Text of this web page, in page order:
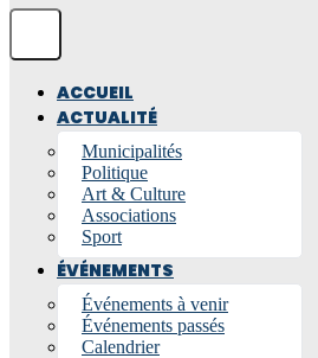
ACCUEIL
ACTUALITÉ
Municipalités
Politique
Art & Culture
Associations
Sport
ÉVÉNEMENTS
Événements à venir
Événements passés
Calendrier